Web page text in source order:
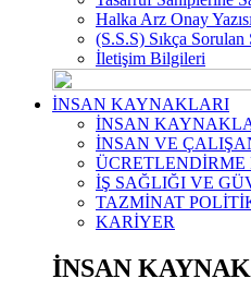
Halka Arz Onay Yazısı
(S.S.S) Sıkça Sorulan
İletişim Bilgileri
İNSAN KAYNAKLARI
İNSAN
İNSAN VE
İŞ SAĞLIĞI VE
TAZMİNAT
KARİYER
İNSAN